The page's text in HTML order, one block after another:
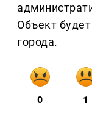
Объект
города.
0 1